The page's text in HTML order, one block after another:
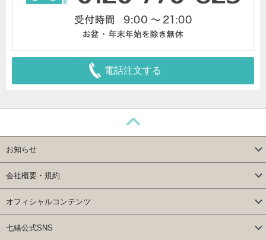
電話注文する
お知らせ
会社概要・規約
オフィシャルコンテンツ
七緒公式SNS